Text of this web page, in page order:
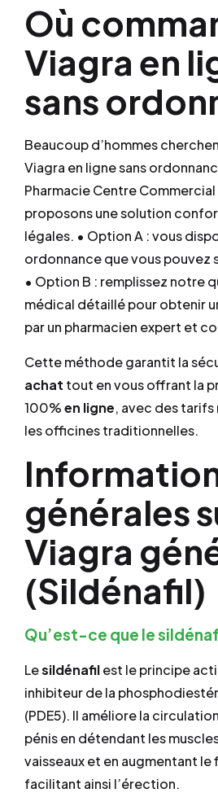
Où
Viagra en
sans
Beaucoup d’hommes
Viagra en ligne sans
Pharmacie Centre
proposons une solution
légales. • Option A : vous
ordonnance que vous pouvez
• Option B : remplissez notre
médical détaillé pour obtenir
par un pharmacien expert et
Cette méthode garantit la
achat tout en vous offrant la
100%en ligne, avec des tarifs
les officines traditionnelles.
générales
Viagra
(Sildénafil)
Qu’est-ce que le
Lesildénafilest le principe
inhibiteur de la
(PDE5). Il améliore la
pénis en détendant les
vaisseaux et en augmentant le
facilitant ainsi l’érection.